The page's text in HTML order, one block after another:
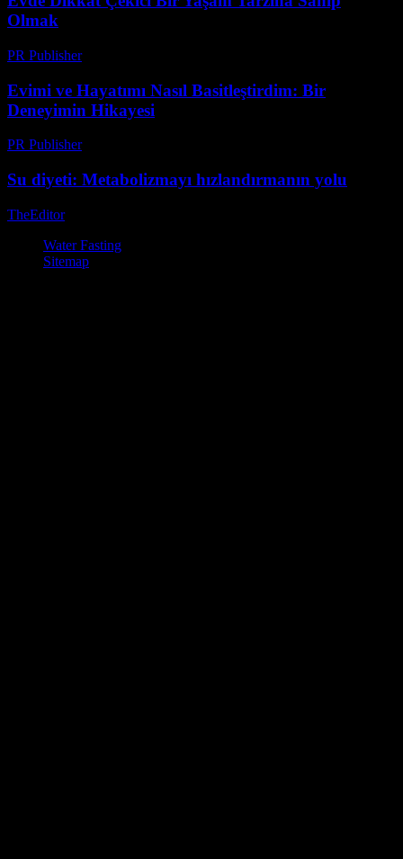
Olmak
PR Publisher-
Evimi ve Hayatımı Nasıl Basitleştirdim: Bir
Deneyimin Hikayesi
PR Publisher-
Su diyeti: Metabolizmayı hızlandırmanın yolu
TheEditor-
Water Fasting
Sitemap